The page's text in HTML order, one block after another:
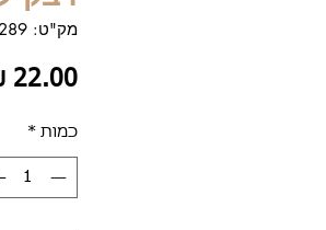
מק"ט: 291289
כמות *